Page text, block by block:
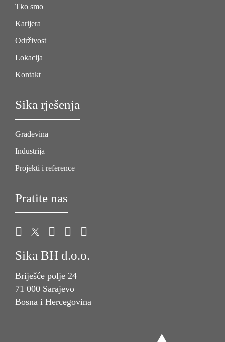
Tko smo
Karijera
Održivost
Lokacija
Kontakt
Sika rješenja
Građevina
Industrija
Projekti i reference
Pratite nas
Sika BH d.o.o.
Briješće polje 24
71 000 Sarajevo
Bosna i Hercegovina